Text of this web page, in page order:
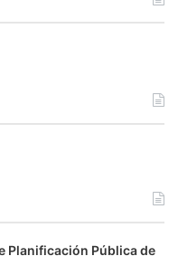
Planificación Pública de